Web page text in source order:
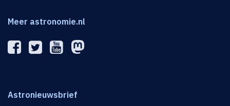
Meer astronomie.nl
Astronieuwsbrief